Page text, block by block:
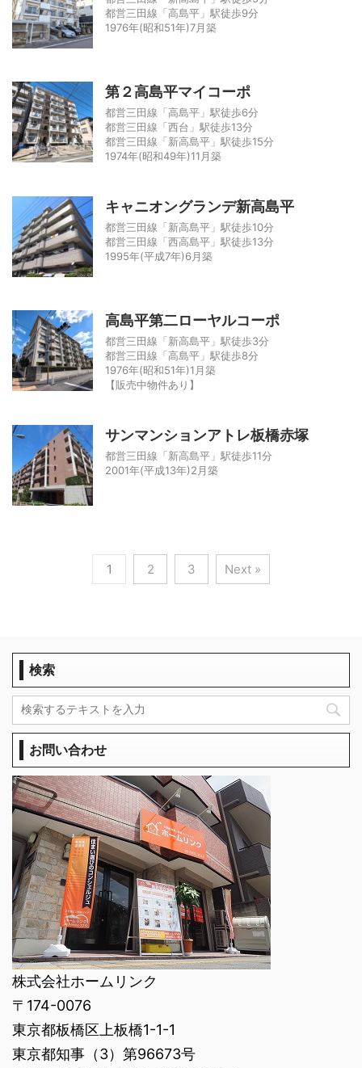
都営三田線「高島平」駅徒歩9分
1976年(昭和51年)7月築
第２高島平マイコーポ
都営三田線「高島平」駅徒歩6分
都営三田線「西台」駅徒歩13分
都営三田線「新高島平」駅徒歩15分
1974年(昭和49年)11月築
キャニオングランデ新高島平
都営三田線「新高島平」駅徒歩10分
都営三田線「西高島平」駅徒歩13分
1995年(平成7年)6月築
高島平第二ローヤルコーポ
都営三田線「新高島平」駅徒歩3分
都営三田線「高島平」駅徒歩8分
1976年(昭和51年)1月築
【販売中物件あり】
サンマンションアトレ板橋赤塚
都営三田線「新高島平」駅徒歩11分
2001年(平成13年)2月築
1 2 3 Next »
検索
お問い合わせ
株式会社ホームリンク
〒174-0076
東京都板橋区上板橋1-1-1
東京都知事（3）第96673号